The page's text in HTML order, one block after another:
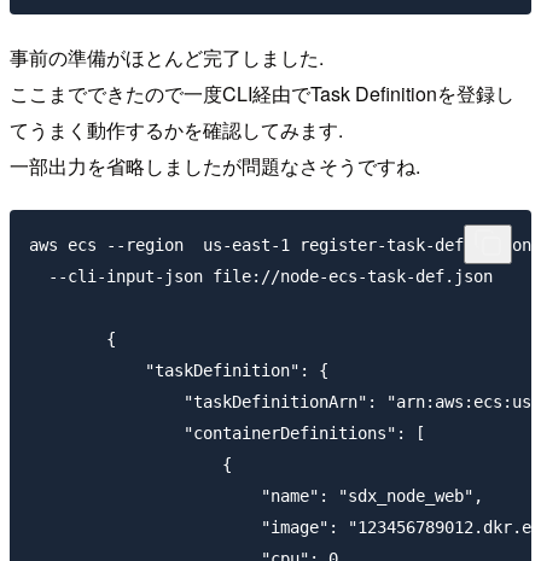
事前の準備がほとんど完了しました.
ここまでできたので一度CLI経由でTask Definitionを登録し
てうまく動作するかを確認してみます.
一部出力を省略しましたが問題なさそうですね.
aws ecs --region  us-east-1 register-task-definition
  --cli-input-json file://node-ecs-task-def.json